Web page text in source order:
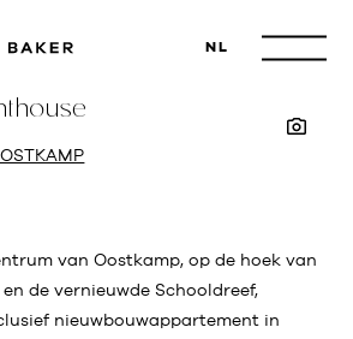
NL
van Oostkamp, op de hoek van
de vernieuwde Schooldreef,
nieuwbouwappartement in